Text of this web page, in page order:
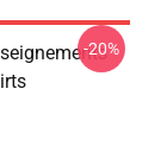
-20%